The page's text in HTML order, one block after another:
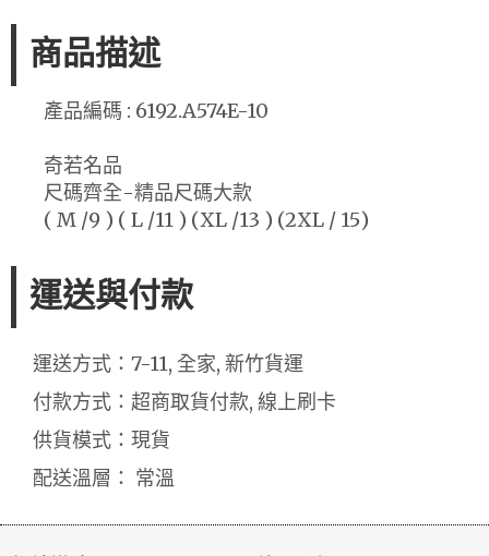
商品描述
產品編碼 : 6192.A574E-10
奇若名品
尺碼齊全-精品尺碼大款
( M /9 ) ( L /11 ) (XL /13 ) (2XL / 15)
運送與付款
運送方式：7-11, 全家, 新竹貨運
付款方式：超商取貨付款, 線上刷卡
供貨模式：現貨
配送溫層： 常溫